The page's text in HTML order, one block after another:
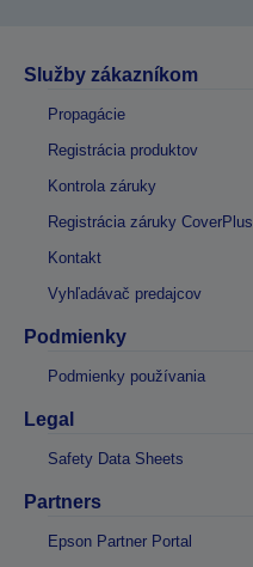
Služby zákazníkom
Propagácie
Registrácia produktov
Kontrola záruky
Registrácia záruky CoverPlus
Kontakt
Vyhľadávač predajcov
Podmienky
Podmienky používania
Legal
Safety Data Sheets
Partners
Epson Partner Portal